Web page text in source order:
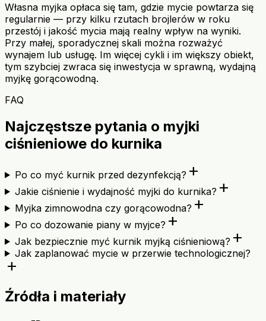
Własna myjka opłaca się tam, gdzie mycie powtarza się
regularnie — przy kilku rzutach brojlerów w roku
przestój i jakość mycia mają realny wpływ na wyniki.
Przy małej, sporadycznej skali można rozważyć
wynajem lub usługę. Im więcej cykli i im większy obiekt,
tym szybciej zwraca się inwestycja w sprawną, wydajną
myjkę gorącowodną.
FAQ
Najczęstsze pytania o myjki
ciśnieniowe do kurnika
Po co myć kurnik przed dezynfekcją? add
Jakie ciśnienie i wydajność myjki do kurnika? add
Myjka zimnowodna czy gorącowodna? add
Po co dozowanie piany w myjce? add
Jak bezpiecznie myć kurnik myjką ciśnieniową? add
Jak zaplanować mycie w przerwie technologicznej?
add
Źródła i materiały